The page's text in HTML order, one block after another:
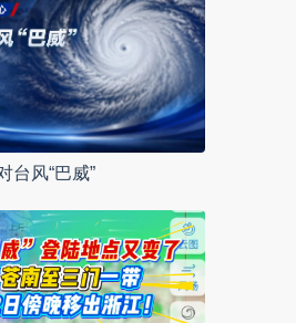
台风“巴威”